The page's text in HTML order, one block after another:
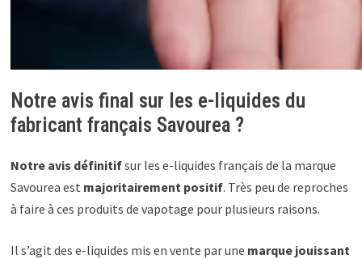
Notre avis final sur les e-liquides du
fabricant français Savourea ?
Notre avis définitifsur les e-liquides français de la marque
Savourea est majoritairement positif. Très peu de reproches
à faire à ces produits de vapotage pour plusieurs raisons.
Il s’agit des e-liquides mis en vente par une marque jouissant